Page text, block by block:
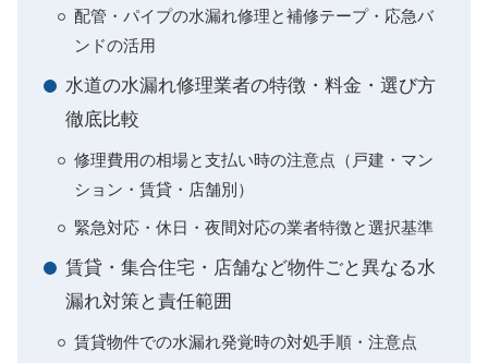
配管・パイプの水漏れ修理と補修テープ・応急バ
ンドの活用
水道の水漏れ修理業者の特徴・料金・選び方
徹底比較
修理費用の相場と支払い時の注意点（戸建・マン
ション・賃貸・店舗別）
緊急対応・休日・夜間対応の業者特徴と選択基準
賃貸・集合住宅・店舗など物件ごと異なる水
漏れ対策と責任範囲
賃貸物件での水漏れ発覚時の対処手順・注意点